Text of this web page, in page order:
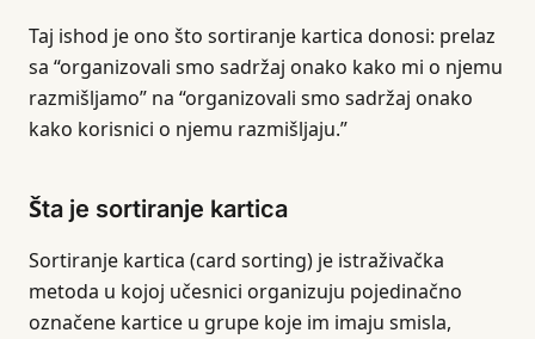
Taj ishod je ono što sortiranje kartica donosi: prelaz
sa “organizovali smo sadržaj onako kako mi o njemu
razmišljamo” na “organizovali smo sadržaj onako
kako korisnici o njemu razmišljaju.”
Šta je sortiranje kartica
Sortiranje kartica (card sorting) je istraživačka
metoda u kojoj učesnici organizuju pojedinačno
označene kartice u grupe koje im imaju smisla,